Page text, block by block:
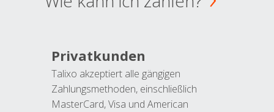
Privatkunden
Talixo akzeptiert alle gängigen
Zahlungsmethoden, einschließlich
MasterCard, Visa und American